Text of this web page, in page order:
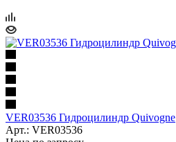
VER03536 Гидроцилиндр Quivogne
Арт.: VER03536